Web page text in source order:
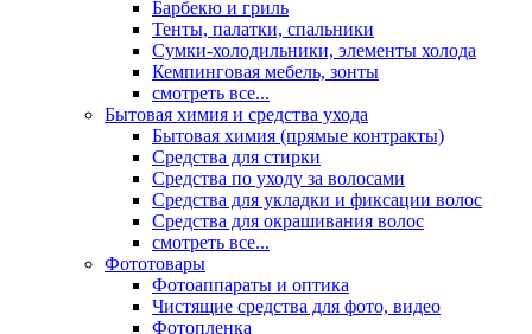
Барбекю и гриль
Тенты, палатки, спальники
Сумки-холодильники, элементы холода
Кемпинговая мебель, зонты
смотреть все...
Бытовая химия и средства ухода
Бытовая химия (прямые контракты)
Средства для стирки
Средства по уходу за волосами
Средства для укладки и фиксации волос
Средства для окрашивания волос
смотреть все...
Фототовары
Фотоаппараты и оптика
Чистящие средства для фото, видео
Фотопленка